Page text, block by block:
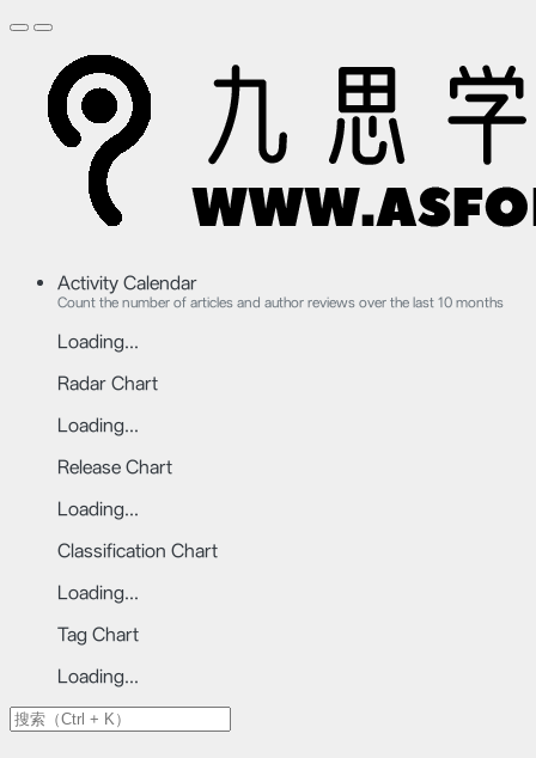
Activity Calendar
Count the number of articles and author reviews over the last 10 months
Loading...
Radar Chart
Loading...
Release Chart
Loading...
Classification Chart
Loading...
Tag Chart
Loading...